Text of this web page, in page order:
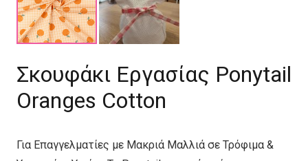
Σκουφάκι Εργασίας Ponytail
Oranges Cotton
Για Επαγγελματίες με Μακριά Μαλλιά σε Τρόφιμα &